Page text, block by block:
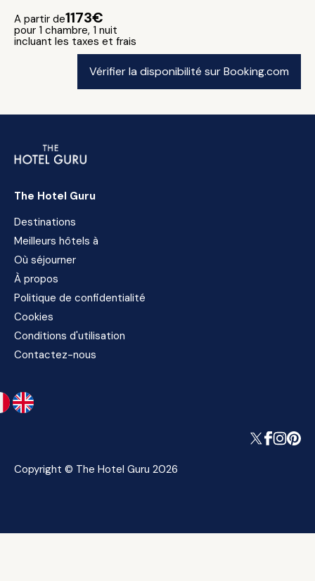
A partir de1173€
pour 1 chambre, 1 nuit
incluant les taxes et frais
Vérifier la disponibilité sur Booking.com
The Hotel Guru
Destinations
Meilleurs hôtels à
Où séjourner
À propos
Politique de confidentialité
Cookies
Conditions d'utilisation
Contactez-nous
Copyright © The Hotel Guru 2026